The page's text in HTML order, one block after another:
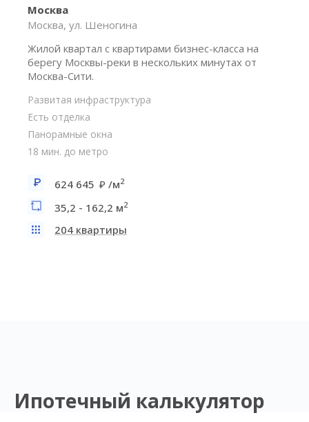
Москва
Москва, ул. Шеногина
Жилой квартал с квартирами бизнес-класса на
берегу Москвы-реки в нескольких минутах от
Москва-Сити.
Развитая инфраструктура
Есть отделка
Панорамные окна
18 мин. до метро
624 645 /м2
35,2 - 162,2 м2
204 квартиры
Ипотечный калькулятор